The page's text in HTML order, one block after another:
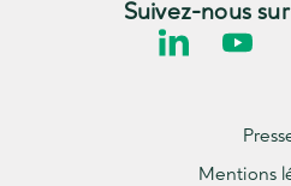
Suivez-nous
Mentions